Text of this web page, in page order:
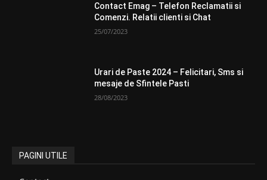
Contact Emag – Telefon Reclamatii si
Comenzi. Relatii clienti si Chat
25/07/2023
Urari de Paste 2024 – Felicitari, Sms si
mesaje de Sfintele Pasti
28/08/2023
PAGINI UTILE